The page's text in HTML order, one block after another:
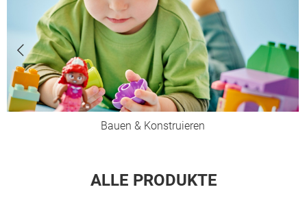
Bauen & Konstruieren
ALLE PRODUKTE